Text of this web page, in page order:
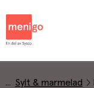
Sylt & marmelad